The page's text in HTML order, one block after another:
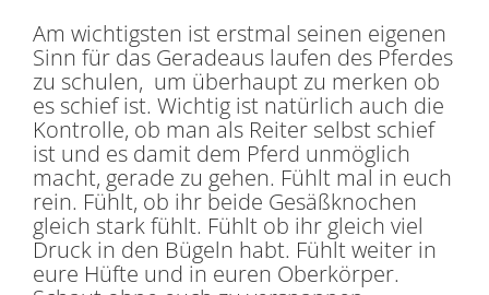
Am wichtigsten ist erstmal seinen eigenen
Sinn für das Geradeaus laufen des Pferdes
zu schulen, um überhaupt zu merken ob
es schief ist. Wichtig ist natürlich auch die
Kontrolle, ob man als Reiter selbst schief
ist und es damit dem Pferd unmöglich
macht, gerade zu gehen. Fühlt mal in euch
rein. Fühlt, ob ihr beide Gesäßknochen
gleich stark fühlt. Fühlt ob ihr gleich viel
Druck in den Bügeln habt. Fühlt weiter in
eure Hüfte und in euren Oberkörper.